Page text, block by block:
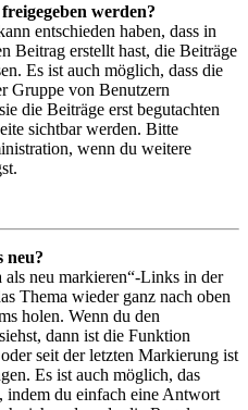
werden?
entschieden haben, dass in
Beitrag erstellt hast, die Beiträge
Es ist auch möglich, dass die
Gruppe von Benutzern
die Beiträge erst begutachten
sichtbar werden. Bitte
wenn du weitere
neu?
neu markieren“-Links in der
Thema wieder ganz nach oben
holen. Wenn du den
dann ist die Funktion
seit der letzten Markierung ist
Es ist auch möglich, das
indem du einfach eine Antwort